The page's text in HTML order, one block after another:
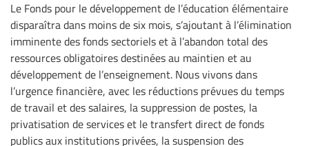
Le Fonds pour le développement de l’éducation élémentaire
disparaîtra dans moins de six mois, s’ajoutant à l’élimination
imminente des fonds sectoriels et à l’abandon total des
ressources obligatoires destinées au maintien et au
développement de l’enseignement. Nous vivons dans
l’urgence financière, avec les réductions prévues du temps
de travail et des salaires, la suppression de postes, la
privatisation de services et le transfert direct de fonds
publics aux institutions privées, la suspension des